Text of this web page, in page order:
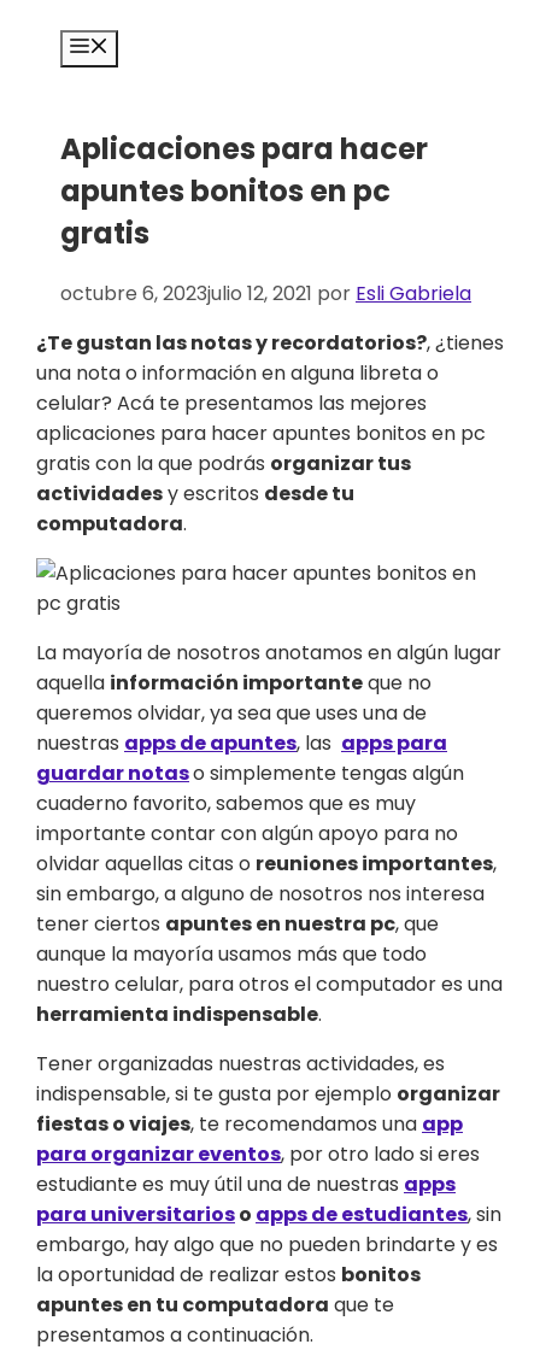
contenido
Aplicaciones para hacer
apuntes bonitos en pc
gratis
octubre 6, 2023julio 12, 2021 por Esli Gabriela
¿Te gustan las notas y recordatorios?, ¿tienes
una nota o información en alguna libreta o
celular? Acá te presentamos las mejores
aplicaciones para hacer apuntes bonitos en pc
gratis con la que podrás organizar tus
actividadesy escritos desde tu
computadora.
La mayoría de nosotros anotamos en algún lugar
aquella información importanteque no
queremos olvidar, ya sea que uses una de
nuestras apps de apuntes, las apps para
guardar notaso simplemente tengas algún
cuaderno favorito, sabemos que es muy
importante contar con algún apoyo para no
olvidar aquellas citas o reuniones importantes,
sin embargo, a alguno de nosotros nos interesa
tener ciertos apuntes en nuestra pc, que
aunque la mayoría usamos más que todo
nuestro celular, para otros el computador es una
herramienta indispensable.
Tener organizadas nuestras actividades, es
indispensable, si te gusta por ejemplo organizar
fiestas o viajes, te recomendamos una app
para organizar eventos, por otro lado si eres
estudiante es muy útil una de nuestras apps
para universitarioso apps de estudiantes, sin
embargo, hay algo que no pueden brindarte y es
la oportunidad de realizar estos bonitos
apuntes en tu computadora que te
presentamos a continuación.